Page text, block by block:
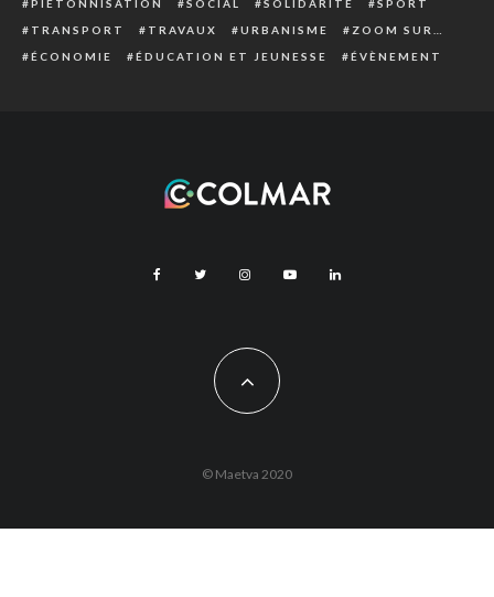
PIÉTONNISATION
SOCIAL SOLIDARITÉ
SPORT
TRANSPORT
TRAVAUX URBANISME
ZOOM SUR…
ÉCONOMIE
ÉDUCATION ET JEUNESSE ÉVÈNEMENT
© Maetva 2020